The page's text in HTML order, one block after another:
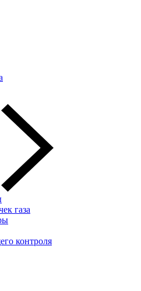
газа
контроля